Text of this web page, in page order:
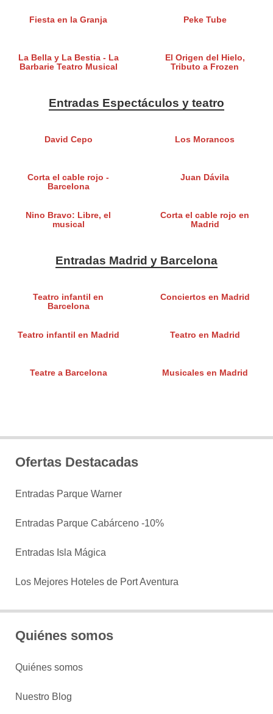
Fiesta en la Granja Peke Tube
La Bella y La Bestia - La
Barbarie Teatro Musical
El Origen del Hielo,
Tributo a Frozen
Entradas Espectáculos y teatro
David Cepo Los Morancos
Corta el cable rojo -
Barcelona
Juan Dávila
Nino Bravo: Libre, el
musical
Corta el cable rojo en
Madrid
Entradas Madrid y Barcelona
Teatro infantil en
Barcelona
Conciertos en Madrid
Teatro infantil en Madrid Teatro en Madrid
Teatre a Barcelona Musicales en Madrid
Ofertas Destacadas
Entradas Parque Warner
Entradas Parque Cabárceno -10%
Entradas Isla Mágica
Los Mejores Hoteles de Port Aventura
Quiénes somos
Quiénes somos
Nuestro Blog